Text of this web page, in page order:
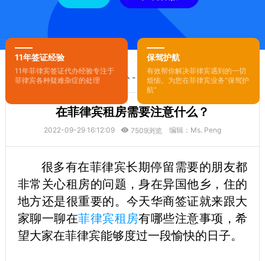
11年签证经验
11年菲律宾签证代办经验专注于
菲律宾各种疑难杂症的处理
保驾护航
有效帮你解决菲律宾遇到的一切
烦恼。为您在菲律宾业务“保驾护
航”
您的位置：首页-菲律宾签证代办- 正文
在菲律宾租房需要注意什么？
2022-09-29 16:12:09 7509浏览 编辑：Ms. Peng
很多有在菲律宾长期停留需要的朋友都
非常关心租房的问题，身在异国他乡，住的
地方还是很重要的。今天华商签证就来跟大
家聊一聊在菲律宾租房有哪些注意事项，希
望大家在菲律宾能够度过一段愉快的日子。